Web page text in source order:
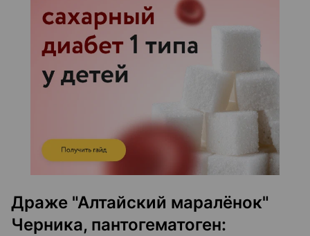
Драже "Алтайский маралёнок"
Черника, пантогематоген: